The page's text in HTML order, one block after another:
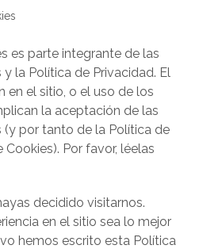
es parte integrante de las
la Política de Privacidad. El
en el sitio, o el uso de los
la aceptación de las
(y por tanto de la Política de
Por favor, léelas
decidido visitarnos.
en el sitio sea lo mejor
hemos escrito esta Política